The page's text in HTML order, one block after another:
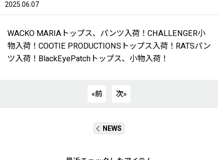
2025.06.07
WACKO MARIAトップス、パンツ入荷！CHALLENGER小
物入荷！COOTIE PRODUCTIONSトップス入荷！RATSパン
ツ入荷！BlackEyePatchトップス、小物入荷！
«前 次»
NEWS